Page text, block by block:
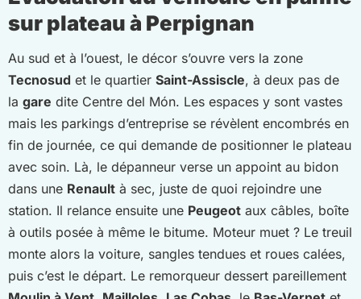
sur plateau à Perpignan
Au sud et à l’ouest, le décor s’ouvre vers la zone
Tecnosud et le quartier Saint-Assiscle, à deux pas de
la gare dite Centre del Món. Les espaces y sont vastes
mais les parkings d’entreprise se révèlent encombrés en
fin de journée, ce qui demande de positionner le plateau
avec soin. Là, le dépanneur verse un appoint au bidon
dans une Renault à sec, juste de quoi rejoindre une
station. Il relance ensuite une Peugeot aux câbles, boîte
à outils posée à même le bitume. Moteur muet ? Le treuil
monte alors la voiture, sangles tendues et roues calées,
puis c’est le départ. Le remorqueur dessert pareillement